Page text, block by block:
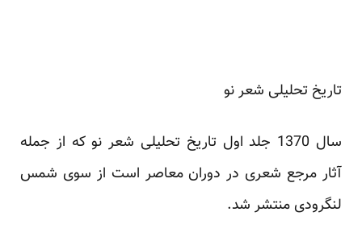
تاریخ تحلیلی شعر نو
سال 1370 جلد اول تاریخ تحلیلی شعر نو که از جمله
آثار مرجع شعری در دوران معاصر است از سوی شمس
لنگرودی منتشر شد.